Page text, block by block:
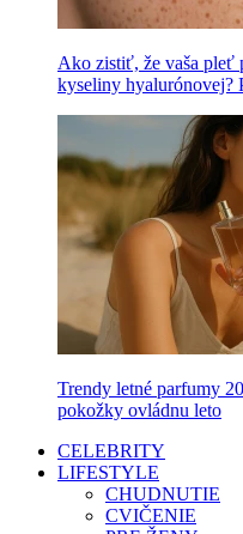
Ako zistiť, že vaša pleť
kyseliny hyalurónovej?
Trendy letné parfumy
pokožky ovládnu leto
CELEBRITY
LIFESTYLE
CHUDNUTIE
CVIČENIE